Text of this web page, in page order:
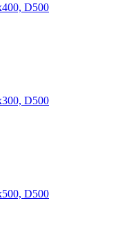
D500
D500
D500